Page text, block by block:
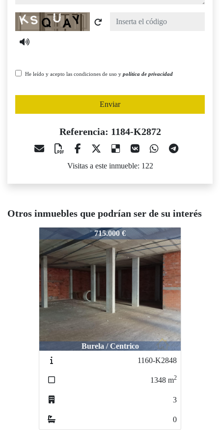
Captcha
He leído y acepto las condiciones de uso y política de privacidad
Enviar
Referencia: 1184-K2872
Visitas a este inmueble: 122
Otros inmuebles que podrían ser de su interés
1184-K2872
715.000 €
Burela / Centrico
1160-K2848
1348 m2
3
0